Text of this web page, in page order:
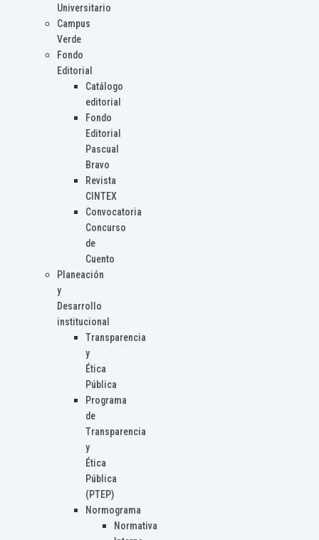
Universitario
Campus
Verde
Fondo
Editorial
Catálogo
editorial
Fondo
Editorial
Pascual
Bravo
Revista
CINTEX
Convocatoria
Concurso
de
Cuento
Planeación
y
Desarrollo
institucional
Transparencia
y
Ética
Pública
Programa
de
Transparencia
y
Ética
Pública
(PTEP)
Normograma
Normativa